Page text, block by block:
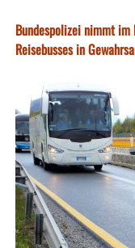
Bundespolizei nimmt im
Reisebusses in